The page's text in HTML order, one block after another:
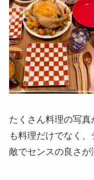
たくさん料理の写
も料理だけでなく
敵でセンスの良さが